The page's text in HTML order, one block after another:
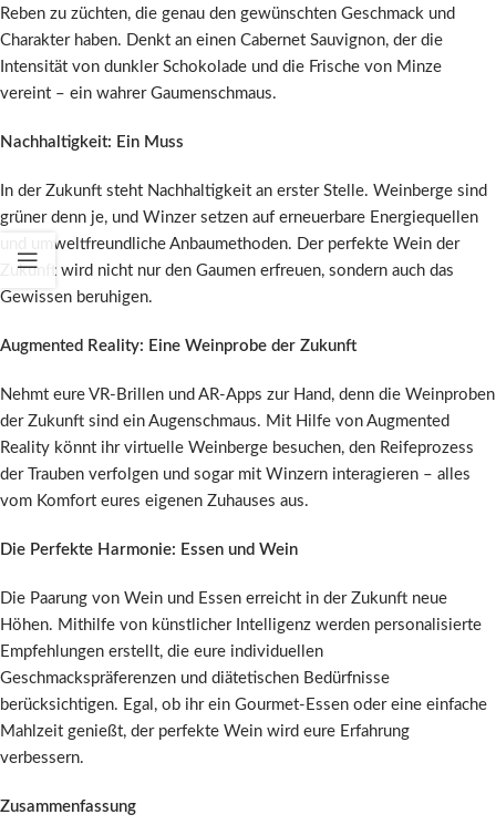
Reben zu züchten, die genau den gewünschten Geschmack und
Charakter haben. Denkt an einen Cabernet Sauvignon, der die
Intensität von dunkler Schokolade und die Frische von Minze
vereint – ein wahrer Gaumenschmaus.
Nachhaltigkeit: Ein Muss
In der Zukunft steht Nachhaltigkeit an erster Stelle. Weinberge sind
grüner denn je, und Winzer setzen auf erneuerbare Energiequellen
und umweltfreundliche Anbaumethoden. Der perfekte Wein der
Zukunft wird nicht nur den Gaumen erfreuen, sondern auch das
Gewissen beruhigen.
Augmented Reality: Eine Weinprobe der Zukunft
Nehmt eure VR-Brillen und AR-Apps zur Hand, denn die Weinproben
der Zukunft sind ein Augenschmaus. Mit Hilfe von Augmented
Reality könnt ihr virtuelle Weinberge besuchen, den Reifeprozess
der Trauben verfolgen und sogar mit Winzern interagieren – alles
vom Komfort eures eigenen Zuhauses aus.
Die Perfekte Harmonie: Essen und Wein
Die Paarung von Wein und Essen erreicht in der Zukunft neue
Höhen. Mithilfe von künstlicher Intelligenz werden personalisierte
Empfehlungen erstellt, die eure individuellen
Geschmackspräferenzen und diätetischen Bedürfnisse
berücksichtigen. Egal, ob ihr ein Gourmet-Essen oder eine einfache
Mahlzeit genießt, der perfekte Wein wird eure Erfahrung
verbessern.
Zusammenfassung